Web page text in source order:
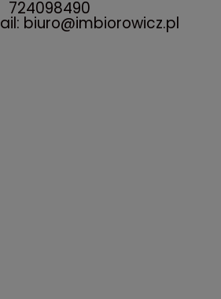
724098490
biuro@imbiorowicz.pl